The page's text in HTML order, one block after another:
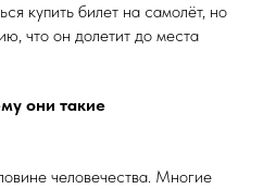
купить билет на самолёт, но
что он долетит до места
они такие
человечества. Многие